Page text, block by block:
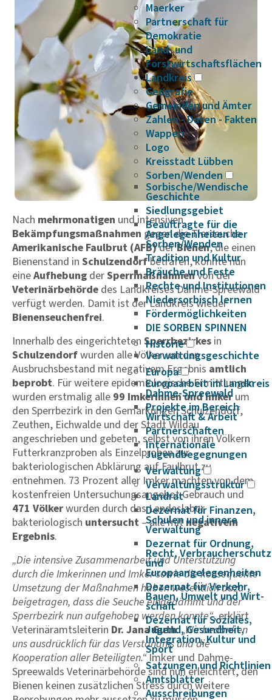
Maerker
Partnerschaft für
Demokratie
Land- und
Forstwirtschaftsflächen
Landkreis
Geografie
Gemeinden und Ämter
Zahlen - Daten - Fakten
Wappen
Logo
Kreisstadt Lübben
Sorben/Wenden
Sorbische/Wendische
Geschichte
Siedlungsgebiet
Beauftragte für die
Angelegenheiten der
Sorben/Wenden
Tradition und Kultur
Bräuche und Feste
Rechte und Institutionen
Niedersorbisch lernen
Fördermöglichkeiten
DIE SORBEN SPINNEN
Historie
Verwaltungsgeschichte
Europa
Europaarbeit im Landkreis
Dahme-Spreewald
Projekte im Bereich
Wirtschaft & Arbeit
Partnerschaften
Internationale
Jugendbegegnungen
Verwaltung
Verwaltungsstruktur
Landrat
Dezernat für Finanzen,
Schulen und innere
Verwaltung
Dezernat für Ordnung,
Recht, Verbraucherschutz
und
Europaangelegenheiten
Dezernat für Verkehr,
Bauen, Umwelt und Wirt­
schaft
Dezernat für Soziales,
Jugend, Gesundheit,
Integration, Kultur und
Sport
Satzungen und Richtlinien
Amtsblätter
Ausschreibungen
Nach mehrmonatigen und intensiven
Bekämpfungsmaßnahmen gegen die Tierseuche
Amerikanische Faulbrut (AFB)derBienen, die einen
Bienenstand in Schulzendorfbetrafen, konnte nun
eineAufhebung derSperrmaßnahmenvon der
Veterinärbehörde des Landkreises Dahme-Spreewald
verfügt werden. Damit ist der Landkreis wieder
Bienenseuchenfrei.
Innerhalb des eingerichteten Sperrbezirkes in
Schulzendorfwurden alle Völker um den
Ausbruchsbestand mit negativem Ergebnis amtlich
beprobt. Für weitere epidemiologische Ermittlungen
wurden erstmalig alle 99 Imkerinnen und Imkerum
den Sperrbezirk in den Gemarkungen Schulzendorf,
Zeuthen, Eichwalde und der Stadt Wildau
angeschrieben und gebeten, selbst von ihren Völkern
Futterkranzproben als Einzelproben zur
bakteriologischen Abklärung auf Faulbrut zu
entnehmen. 73 Prozent aller Imker machten von dem
kostenfreien Untersuchungsangebot Gebrauch und
471 Völkerwurden durch das Landeslabor
bakteriologisch untersucht – alle mit negativem
Ergebnis.
„Die intensive Zusammenarbeit und Unterstützung
durch die Imkerinnen und Imker sowie die konsequente
Umsetzung der Maßnahmen haben wesentlich dazu
beigetragen, dass die Seuche eingedämmt und der
Sperrbezirk nun aufgehoben werden konnte“, erklärt
Veterinäramtsleiterin Dr. Jana Guth.„Wir bedanken
uns ausdrücklich für das Verständnis und die
Kooperation aller Beteiligten.“Imker und Dahme-
Spreewalds Veterinärbehörde sind nun erleichtert, den
Bienen keinen zusätzlichen Stress durch weitere